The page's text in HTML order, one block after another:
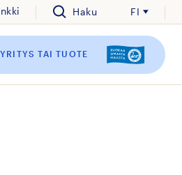
Haku FI
TAI TUOTE